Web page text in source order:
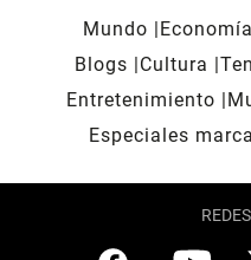
Mundo Economía
Blogs
Cultura
Entretenimiento
Especiales